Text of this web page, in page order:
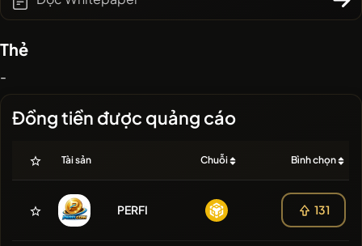
Thẻ
-
Đồng tiền được quảng cáo
Tài sản Chuỗi Bình chọn
PERFI 131